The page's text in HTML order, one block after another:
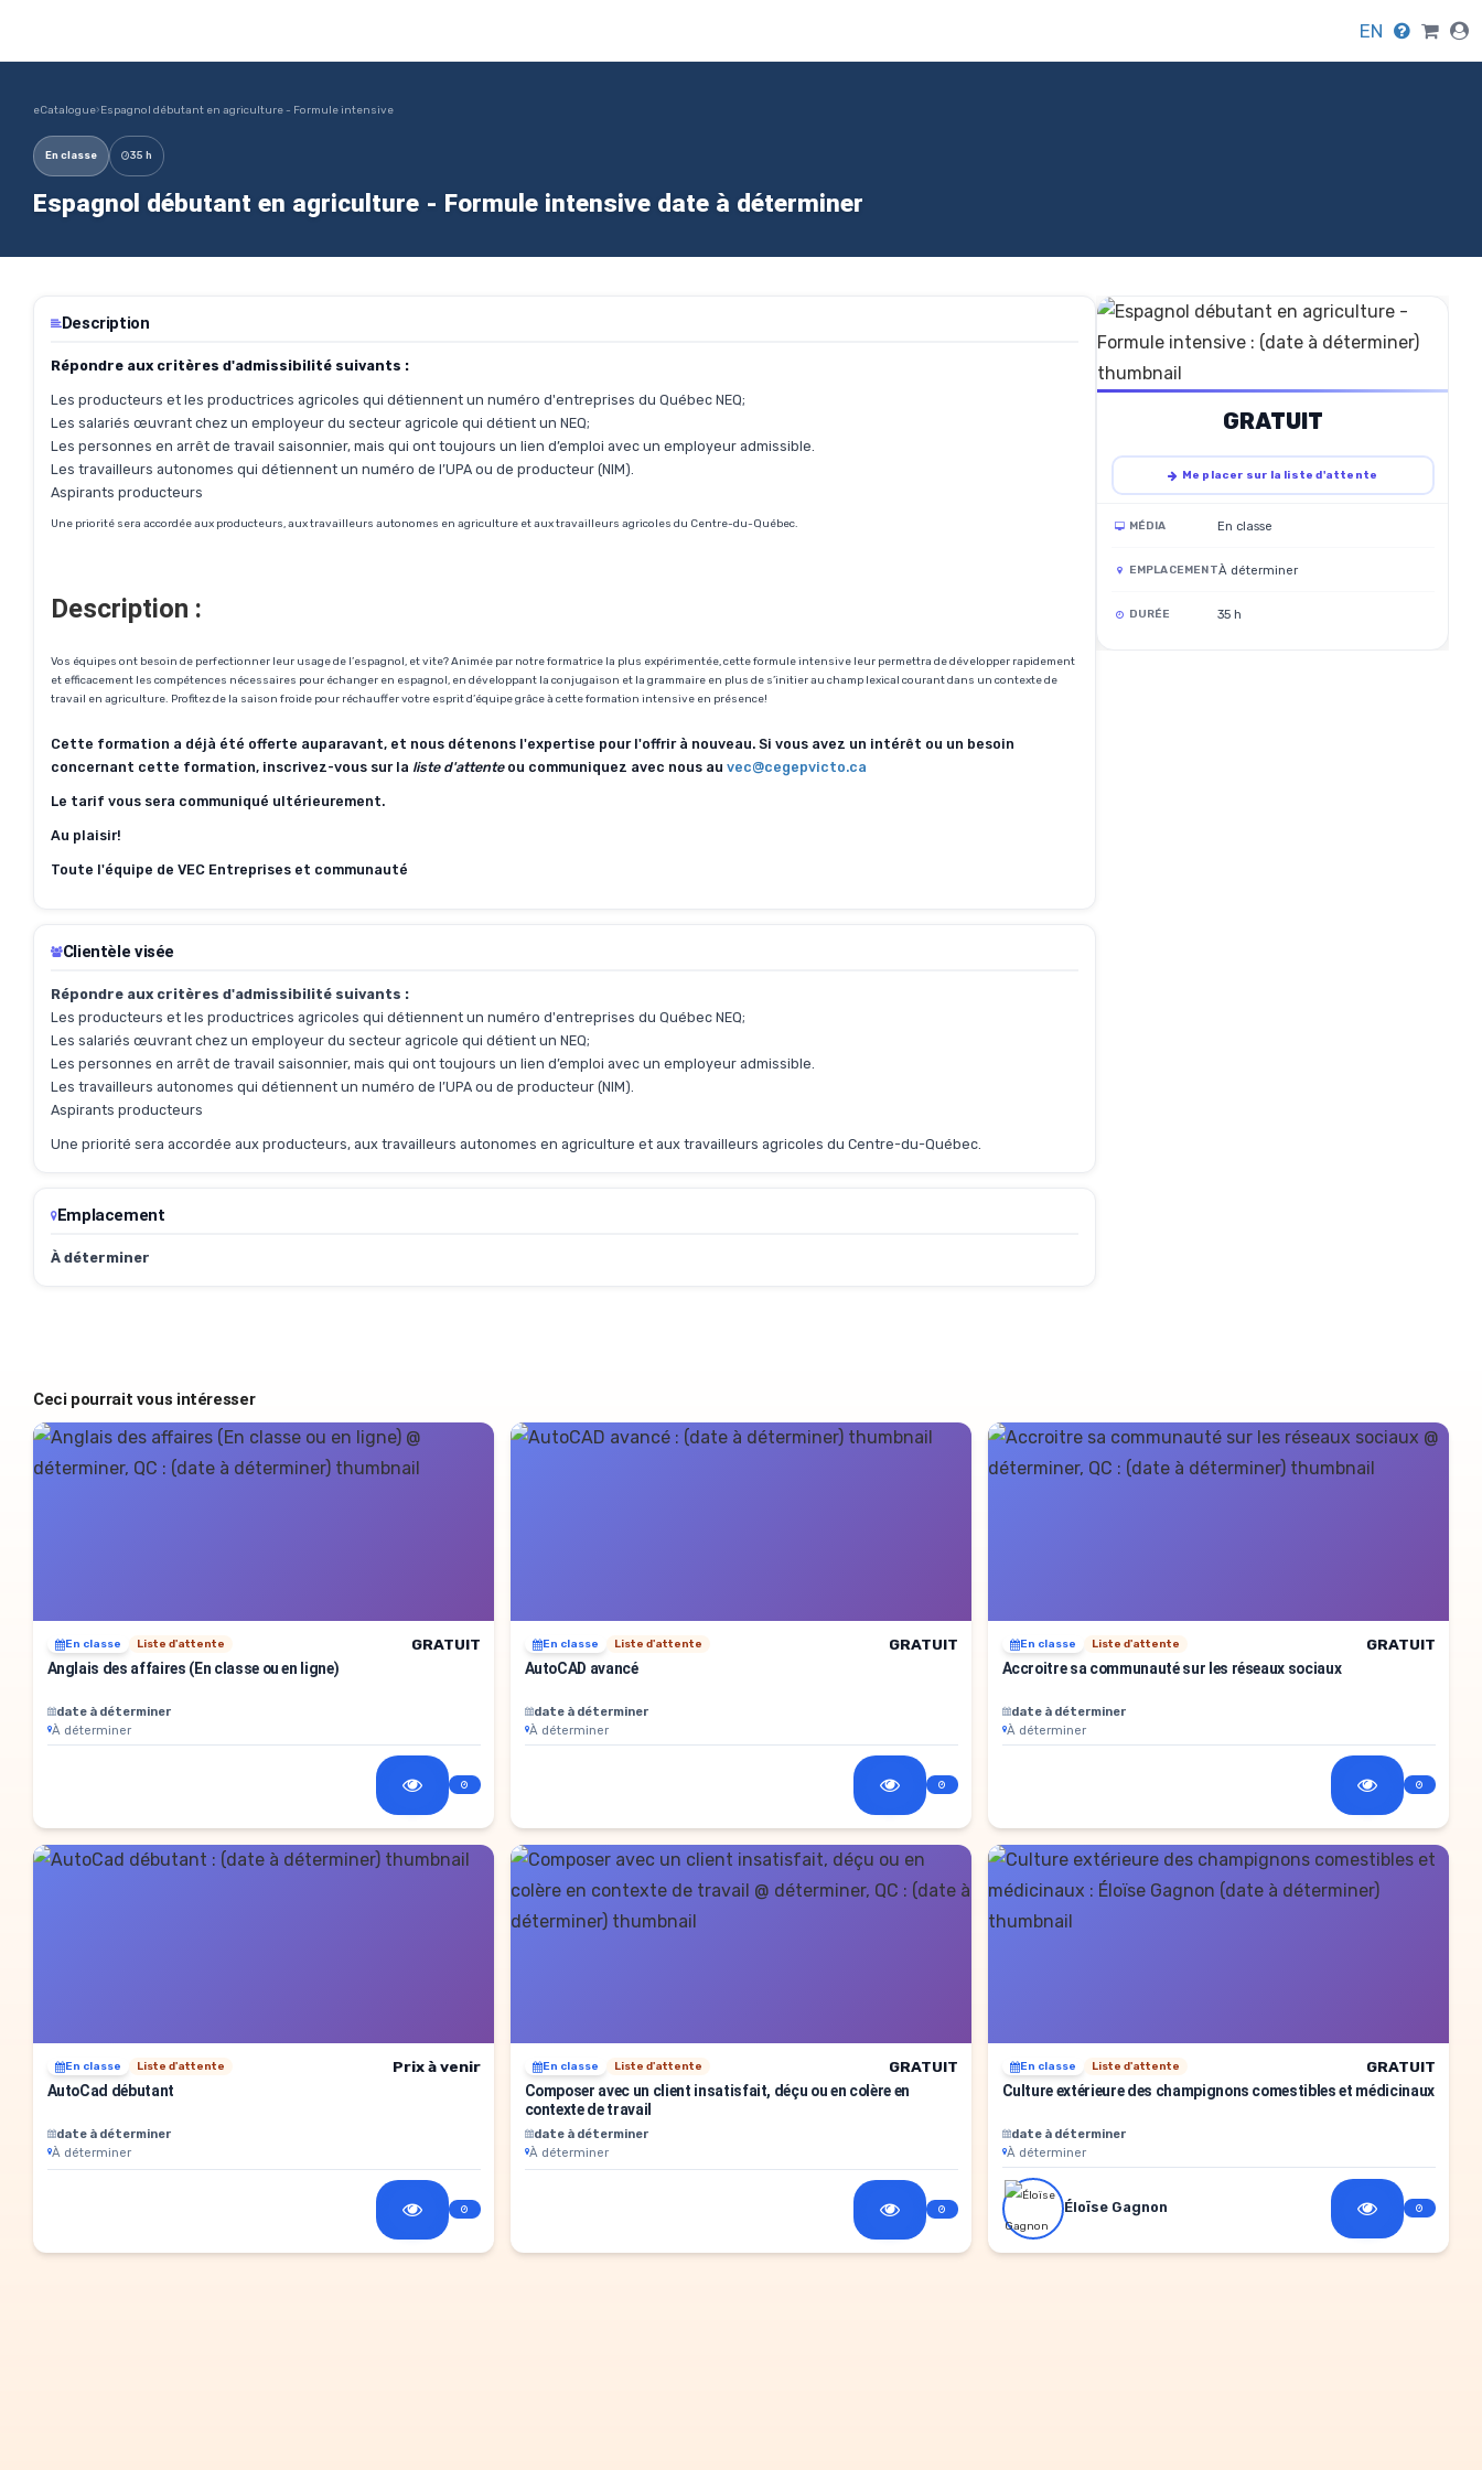
EN
eCatalogue›Espagnol débutant en agriculture - Formule intensive
En classe 35 h
Espagnol débutant en agriculture - Formule intensive date à déterminer
Description
Répondre aux critères d'admissibilité suivants :
Les producteurs et les productrices agricoles qui détiennent un numéro d'entreprises du Québec NEQ;
Les salariés œuvrant chez un employeur du secteur agricole qui détient un NEQ;
Les personnes en arrêt de travail saisonnier, mais qui ont toujours un lien d’emploi avec un employeur admissible.
Les travailleurs autonomes qui détiennent un numéro de l’UPA ou de producteur (NIM).
Aspirants producteurs
Une priorité sera accordée aux producteurs, aux travailleurs autonomes en agriculture et aux travailleurs agricoles du Centre-du-Québec.
Description :
Vos équipes ont besoin de perfectionner leur usage de l’espagnol, et vite? Animée par notre formatrice la plus expérimentée, cette formule intensive leur permettra de développer rapidement
et efficacement les compétences nécessaires pour échanger en espagnol, en développant la conjugaison et la grammaire en plus de s’initier au champ lexical courant dans un contexte de
travail en agriculture. Profitez de la saison froide pour réchauffer votre esprit d’équipe grâce à cette formation intensive en présence!
Cette formation a déjà été offerte auparavant, et nous détenons l'expertise pour l'offrir à nouveau. Si vous avez un intérêt ou un besoin
concernant cette formation, inscrivez-vous sur la liste d'attenteou communiquez avec nous au vec@cegepvicto.ca
Le tarif vous sera communiqué ultérieurement.
Au plaisir!
Toute l'équipe de VEC Entreprises et communauté
Clientèle visée
Répondre aux critères d'admissibilité suivants :
Les producteurs et les productrices agricoles qui détiennent un numéro d'entreprises du Québec NEQ;
Les salariés œuvrant chez un employeur du secteur agricole qui détient un NEQ;
Les personnes en arrêt de travail saisonnier, mais qui ont toujours un lien d’emploi avec un employeur admissible.
Les travailleurs autonomes qui détiennent un numéro de l’UPA ou de producteur (NIM).
Aspirants producteurs
Une priorité sera accordée aux producteurs, aux travailleurs autonomes en agriculture et aux travailleurs agricoles du Centre-du-Québec.
Emplacement
À déterminer
GRATUIT
Me placer sur la liste d'attente
MÉDIA En classe
EMPLACEMENTÀ déterminer
DURÉE 35 h
Ceci pourrait vous intéresser
En classe Liste d'attente
GRATUIT
Anglais des affaires (En classe ou en ligne)
date à déterminer
À déterminer
En classe Liste d'attente
GRATUIT
AutoCAD avancé
date à déterminer
À déterminer
En classe Liste d'attente
GRATUIT
Accroitre sa communauté sur les réseaux sociaux
date à déterminer
À déterminer
En classe Liste d'attente
Prix à venir
AutoCad débutant
date à déterminer
À déterminer
En classe Liste d'attente
GRATUIT
Composer avec un client insatisfait, déçu ou en colère en
contexte de travail
date à déterminer
À déterminer
En classe Liste d'attente
GRATUIT
Culture extérieure des champignons comestibles et médicinaux
date à déterminer
À déterminer
Éloïse Gagnon